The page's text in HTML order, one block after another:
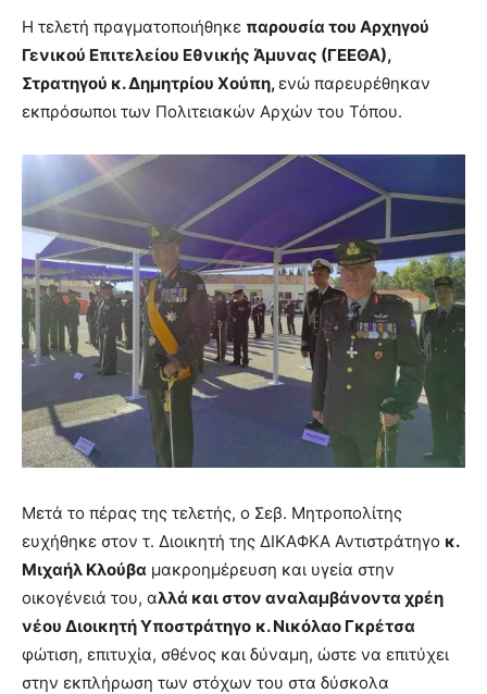
Η τελετή πραγματοποιήθηκε παρουσία του Αρχηγού
Γενικού Επιτελείου Εθνικής Άμυνας (ΓΕΕΘΑ),
Στρατηγού κ. Δημητρίου Χούπη,ενώ παρευρέθηκαν
εκπρόσωποι των Πολιτειακών Αρχών του Τόπου.
Μετά το πέρας της τελετής, ο Σεβ. Μητροπολίτης
ευχήθηκε στον τ. Διοικητή της ΔΙΚΑΦΚΑ Αντιστράτηγο κ.
Μιχαήλ Κλούβα μακροημέρευση και υγεία στην
οικογένειά του, αλλά και στον αναλαμβάνοντα χρέη
νέου Διοικητή Υποστράτηγο κ. Νικόλαο Γκρέτσα
φώτιση, επιτυχία, σθένος και δύναμη, ώστε να επιτύχει
στην εκπλήρωση των στόχων του στα δύσκολα